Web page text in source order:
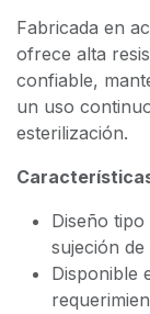
Fabricada en
ofrece alta
confiable,
un uso
esterilización.
Diseño
sujeción de
Disponible